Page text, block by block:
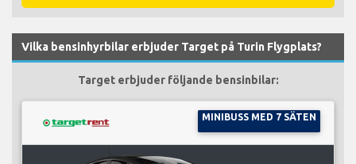
Vilka bensinhyrbilar erbjuder Target på Turin Flygplats?
Target erbjuder följande bensinbilar:
MINIBUSS MED 7 SÄTEN